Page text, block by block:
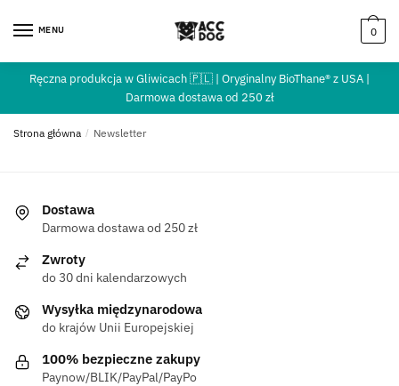
MENU 0
Ręczna produkcja w Gliwicach 🇵🇱 | Oryginalny BioThane® z USA |
Darmowa dostawa od 250 zł
Strona główna / Newsletter
Dostawa
Darmowa dostawa od 250 zł
Zwroty
do 30 dni kalendarzowych
Wysyłka międzynarodowa
do krajów Unii Europejskiej
100% bezpieczne zakupy
Paynow/BLIK/PayPal/PayPo